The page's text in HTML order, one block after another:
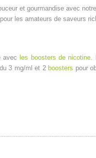
et gourmandise avec
les amateurs de saveurs
avec les boosters de nicotine.
3 mg/ml et 2 boosters pour